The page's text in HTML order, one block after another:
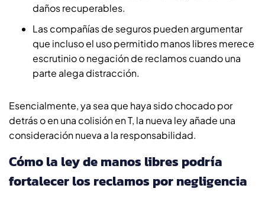
daños recuperables.
Las compañías de seguros pueden argumentar
que incluso el uso permitido manos libres merece
escrutinio o negación de reclamos cuando una
parte alega distracción.
Esencialmente, ya sea que haya sido chocado por
detrás o en una colisión en T, la nueva ley añade una
consideración nueva a la responsabilidad.
Cómo la ley de manos libres podría
fortalecer los reclamos por negligencia